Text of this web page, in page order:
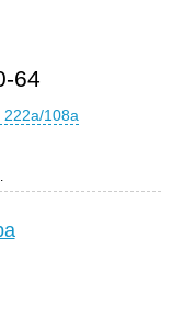
64
108а